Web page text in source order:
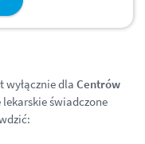
wyłącznie dla Centrów
świadczone